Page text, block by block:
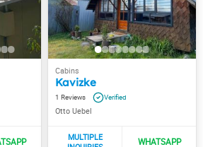
Kavizke
1
Otto Uebel